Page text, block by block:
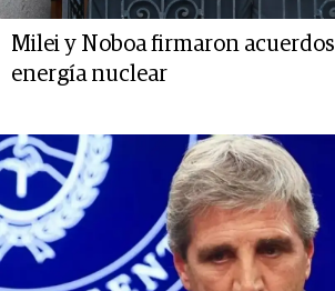
Milei y Noboa firmaron
energía nuclear